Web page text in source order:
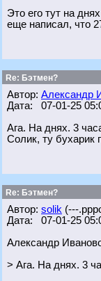
Это его тут на
еще написал, что
Re: Бэтмен?
Автор: Александр
Дата: 07-01-25
Ага. На днях. 3
Солик, ту бухарик
Re: Бэтмен?
Автор: solik (---
Дата: 07-01-25
Александр
> Ага. На днях. 3